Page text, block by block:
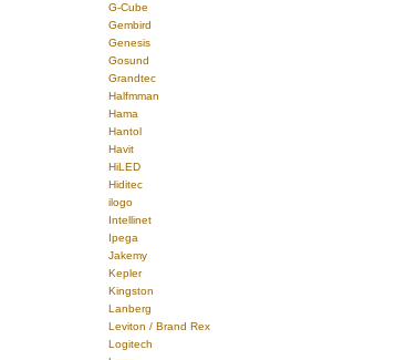
G-Cube
Gembird
Genesis
Gosund
Grandtec
Halfmman
Hama
Hantol
Havit
HiLED
Hiditec
ilogo
Intellinet
Ipega
Jakemy
Kepler
Kingston
Lanberg
Leviton / Brand Rex
Logitech